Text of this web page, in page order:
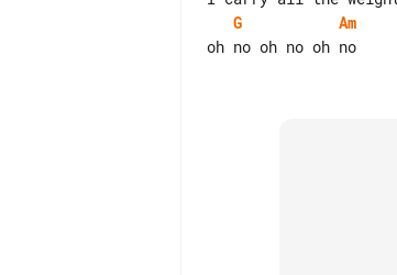
G
Am
oh no oh no oh no